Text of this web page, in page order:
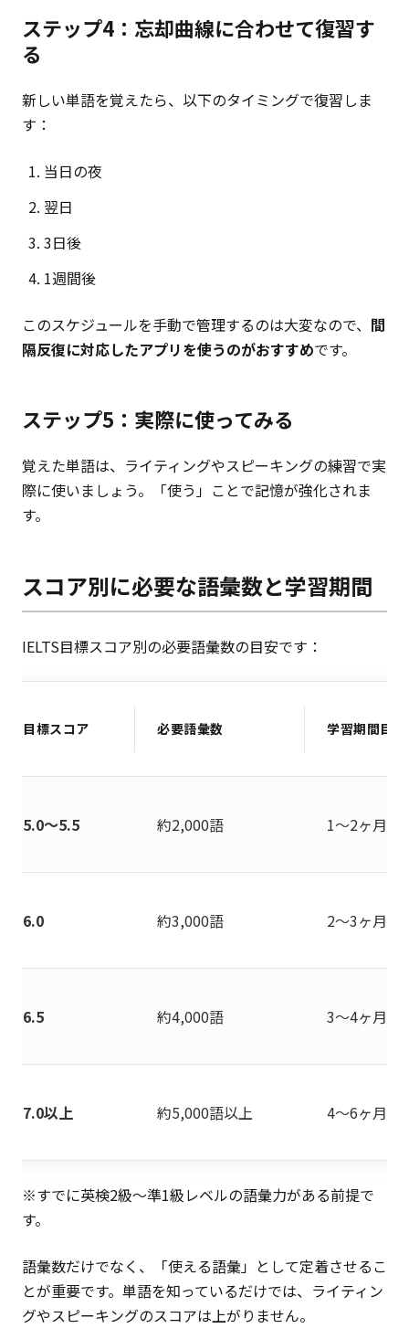
ステップ4：忘却曲線に合わせて復習す
る
新しい単語を覚えたら、以下のタイミングで復習しま
す：
当日の夜
翌日
3日後
1週間後
このスケジュールを手動で管理するのは大変なので、 間
隔反復に対応したアプリを使うのがおすすめです。
ステップ5：実際に使ってみる
覚えた単語は、ライティングやスピーキングの練習で実
際に使いましょう。「使う」ことで記憶が強化されま
す。
スコア別に必要な語彙数と学習期間
IELTS目標スコア別の必要語彙数の目安です：
目標スコア 必要語彙数 学習期間目安
5.0〜5.5 約2,000語 1〜2ヶ月
6.0 約3,000語 2〜3ヶ月
6.5 約4,000語 3〜4ヶ月
7.0以上 約5,000語以上 4〜6ヶ月
※すでに英検2級〜準1級レベルの語彙力がある前提で
す。
語彙数だけでなく、「使える語彙」として定着させるこ
とが重要です。単語を知っているだけでは、ライティン
グやスピーキングのスコアは上がりません。